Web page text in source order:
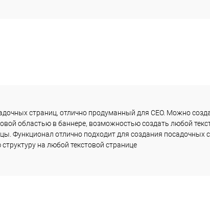
страниц, отлично продуманный для СЕО. Можно
областью в баннере, возможностью создать любой
Функционал отлично подходит для создания посадочных
на любой текстовой странице